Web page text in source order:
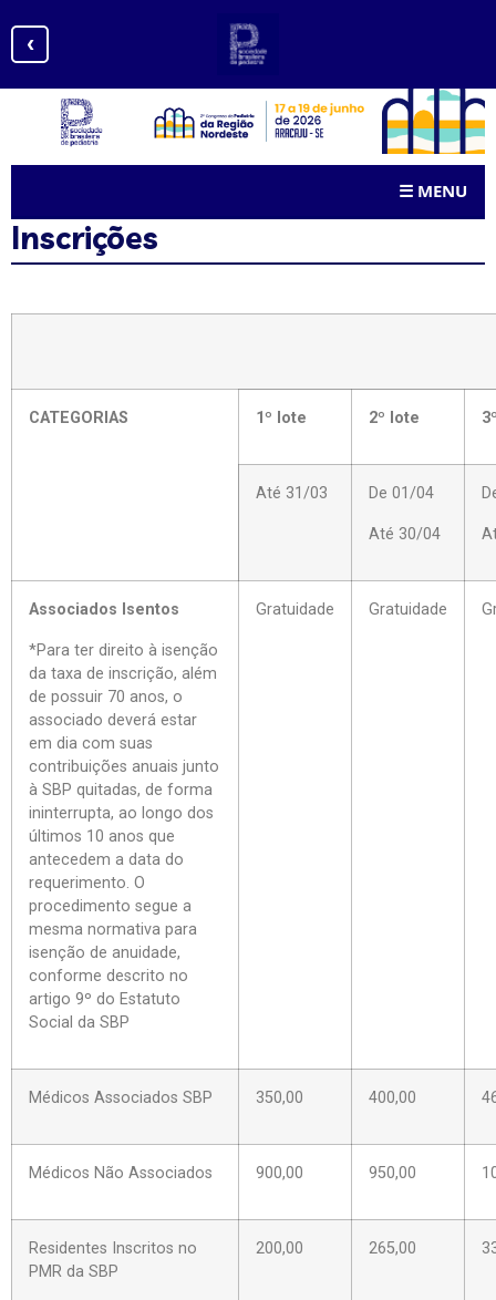
‹
☰ MENU
Inscrições
CATEGORIAS 1º lote 2º lote
Até 31/03 De 01/04
Até 30/04
Associados Isentos
*Para ter direito à isenção
da taxa de inscrição, além
de possuir 70 anos, o
associado deverá estar
em dia com suas
contribuições anuais junto
à SBP quitadas, de forma
ininterrupta, ao longo dos
últimos 10 anos que
antecedem a data do
requerimento. O
procedimento segue a
mesma normativa para
isenção de anuidade,
conforme descrito no
artigo 9º do Estatuto
Social da SBP
Gratuidade Gratuidade
Médicos Associados SBP 350,00 400,00
Médicos Não Associados 900,00 950,00
Residentes Inscritos no
PMR da SBP
200,00 265,00